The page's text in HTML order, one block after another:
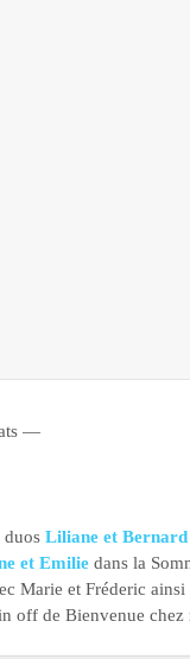
—
duos Liliane et Bernard
et Emilie dans la
Marie et Fréderic ainsi
off de Bienvenue chez